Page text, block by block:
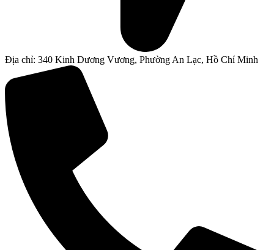
Địa chỉ: 340 Kinh Dương Vương, Phường An Lạc, Hồ Chí Minh